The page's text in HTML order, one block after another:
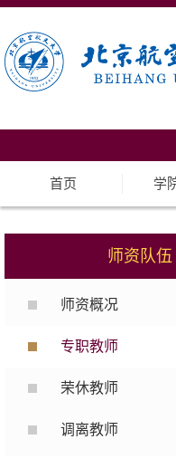
首页 学
师资队伍
师资概况
专职教师
荣休教师
调离教师